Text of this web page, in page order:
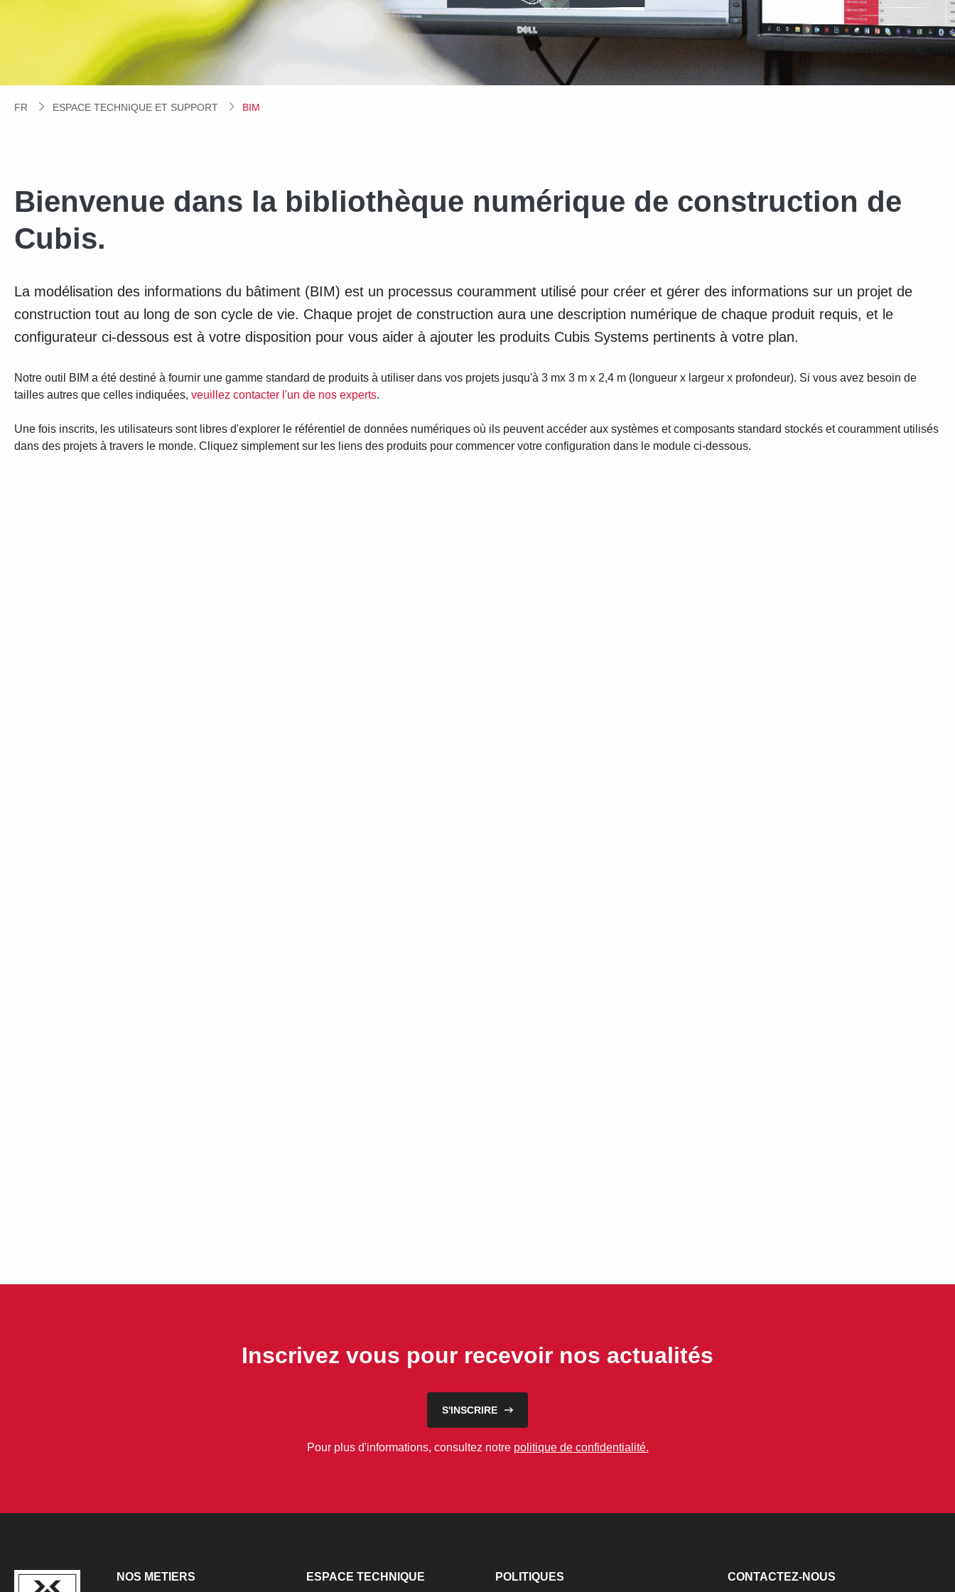
FR ESPACE TECHNIQUE ET SUPPORT CURRENT:
BIM
Bienvenue dans la bibliothèque numérique de construction de
Cubis.
La modélisation des informations du bâtiment (BIM) est un processus couramment utilisé pour créer et gérer des informations sur un projet de
construction tout au long de son cycle de vie. Chaque projet de construction aura une description numérique de chaque produit requis, et le
configurateur ci-dessous est à votre disposition pour vous aider à ajouter les produits Cubis Systems pertinents à votre plan.
Notre outil BIM a été destiné à fournir une gamme standard de produits à utiliser dans vos projets jusqu'à 3 mx 3 m x 2,4 m (longueur x largeur x profondeur). Si vous avez besoin de
tailles autres que celles indiquées, veuillez contacter l'un de nos experts.
Une fois inscrits, les utilisateurs sont libres d'explorer le référentiel de données numériques où ils peuvent accéder aux systèmes et composants standard stockés et couramment utilisés
dans des projets à travers le monde. Cliquez simplement sur les liens des produits pour commencer votre configuration dans le module ci-dessous.
Inscrivez vous pour recevoir nos actualités
S'INSCRIRE
Pour plus d'informations, consultez notre politique de confidentialité.
NOS METIERS ESPACE TECHNIQUE POLITIQUES CONTACTEZ-NOUS